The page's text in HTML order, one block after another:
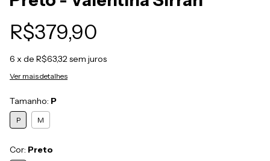
R$379,90
6 x de R$63,32sem juros
Ver mais detalhes
Tamanho: P
P M
Cor: Preto